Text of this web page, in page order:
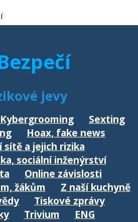
jevy
Kybergrooming
Sexting
Hoax, fake news
sítě a jejich rizika
sociální inženýrství
Online závislosti
žákům
Z naší kuchyně
Tiskové zprávy
Trivium ENG